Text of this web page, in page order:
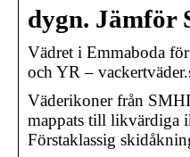
dygn. Jämför
Vädret i Emmaboda
och YR –
Väderikoner från
mappats till likvärdiga
Förstaklassig